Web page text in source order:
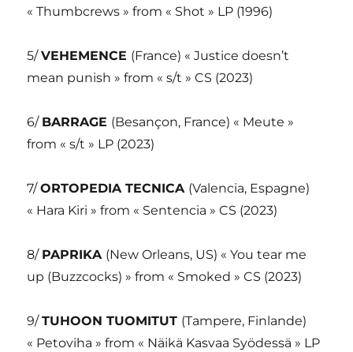
« Thumbcrews » from « Shot » LP (1996)
5/VEHEMENCE (France) « Justice doesn’t
mean punish » from « s/t » CS (2023)
6/ BARRAGE (Besançon, France) « Meute »
from « s/t » LP (2023)
7/ORTOPEDIA TECNICA (Valencia, Espagne)
« Hara Kiri » from « Sentencia » CS (2023)
8/ PAPRIKA (New Orleans, US) « You tear me
up (Buzzcocks) » from « Smoked » CS (2023)
9/TUHOON TUOMITUT (Tampere, Finlande)
« Petoviha » from « Näikä Kasvaa Syödessä » LP